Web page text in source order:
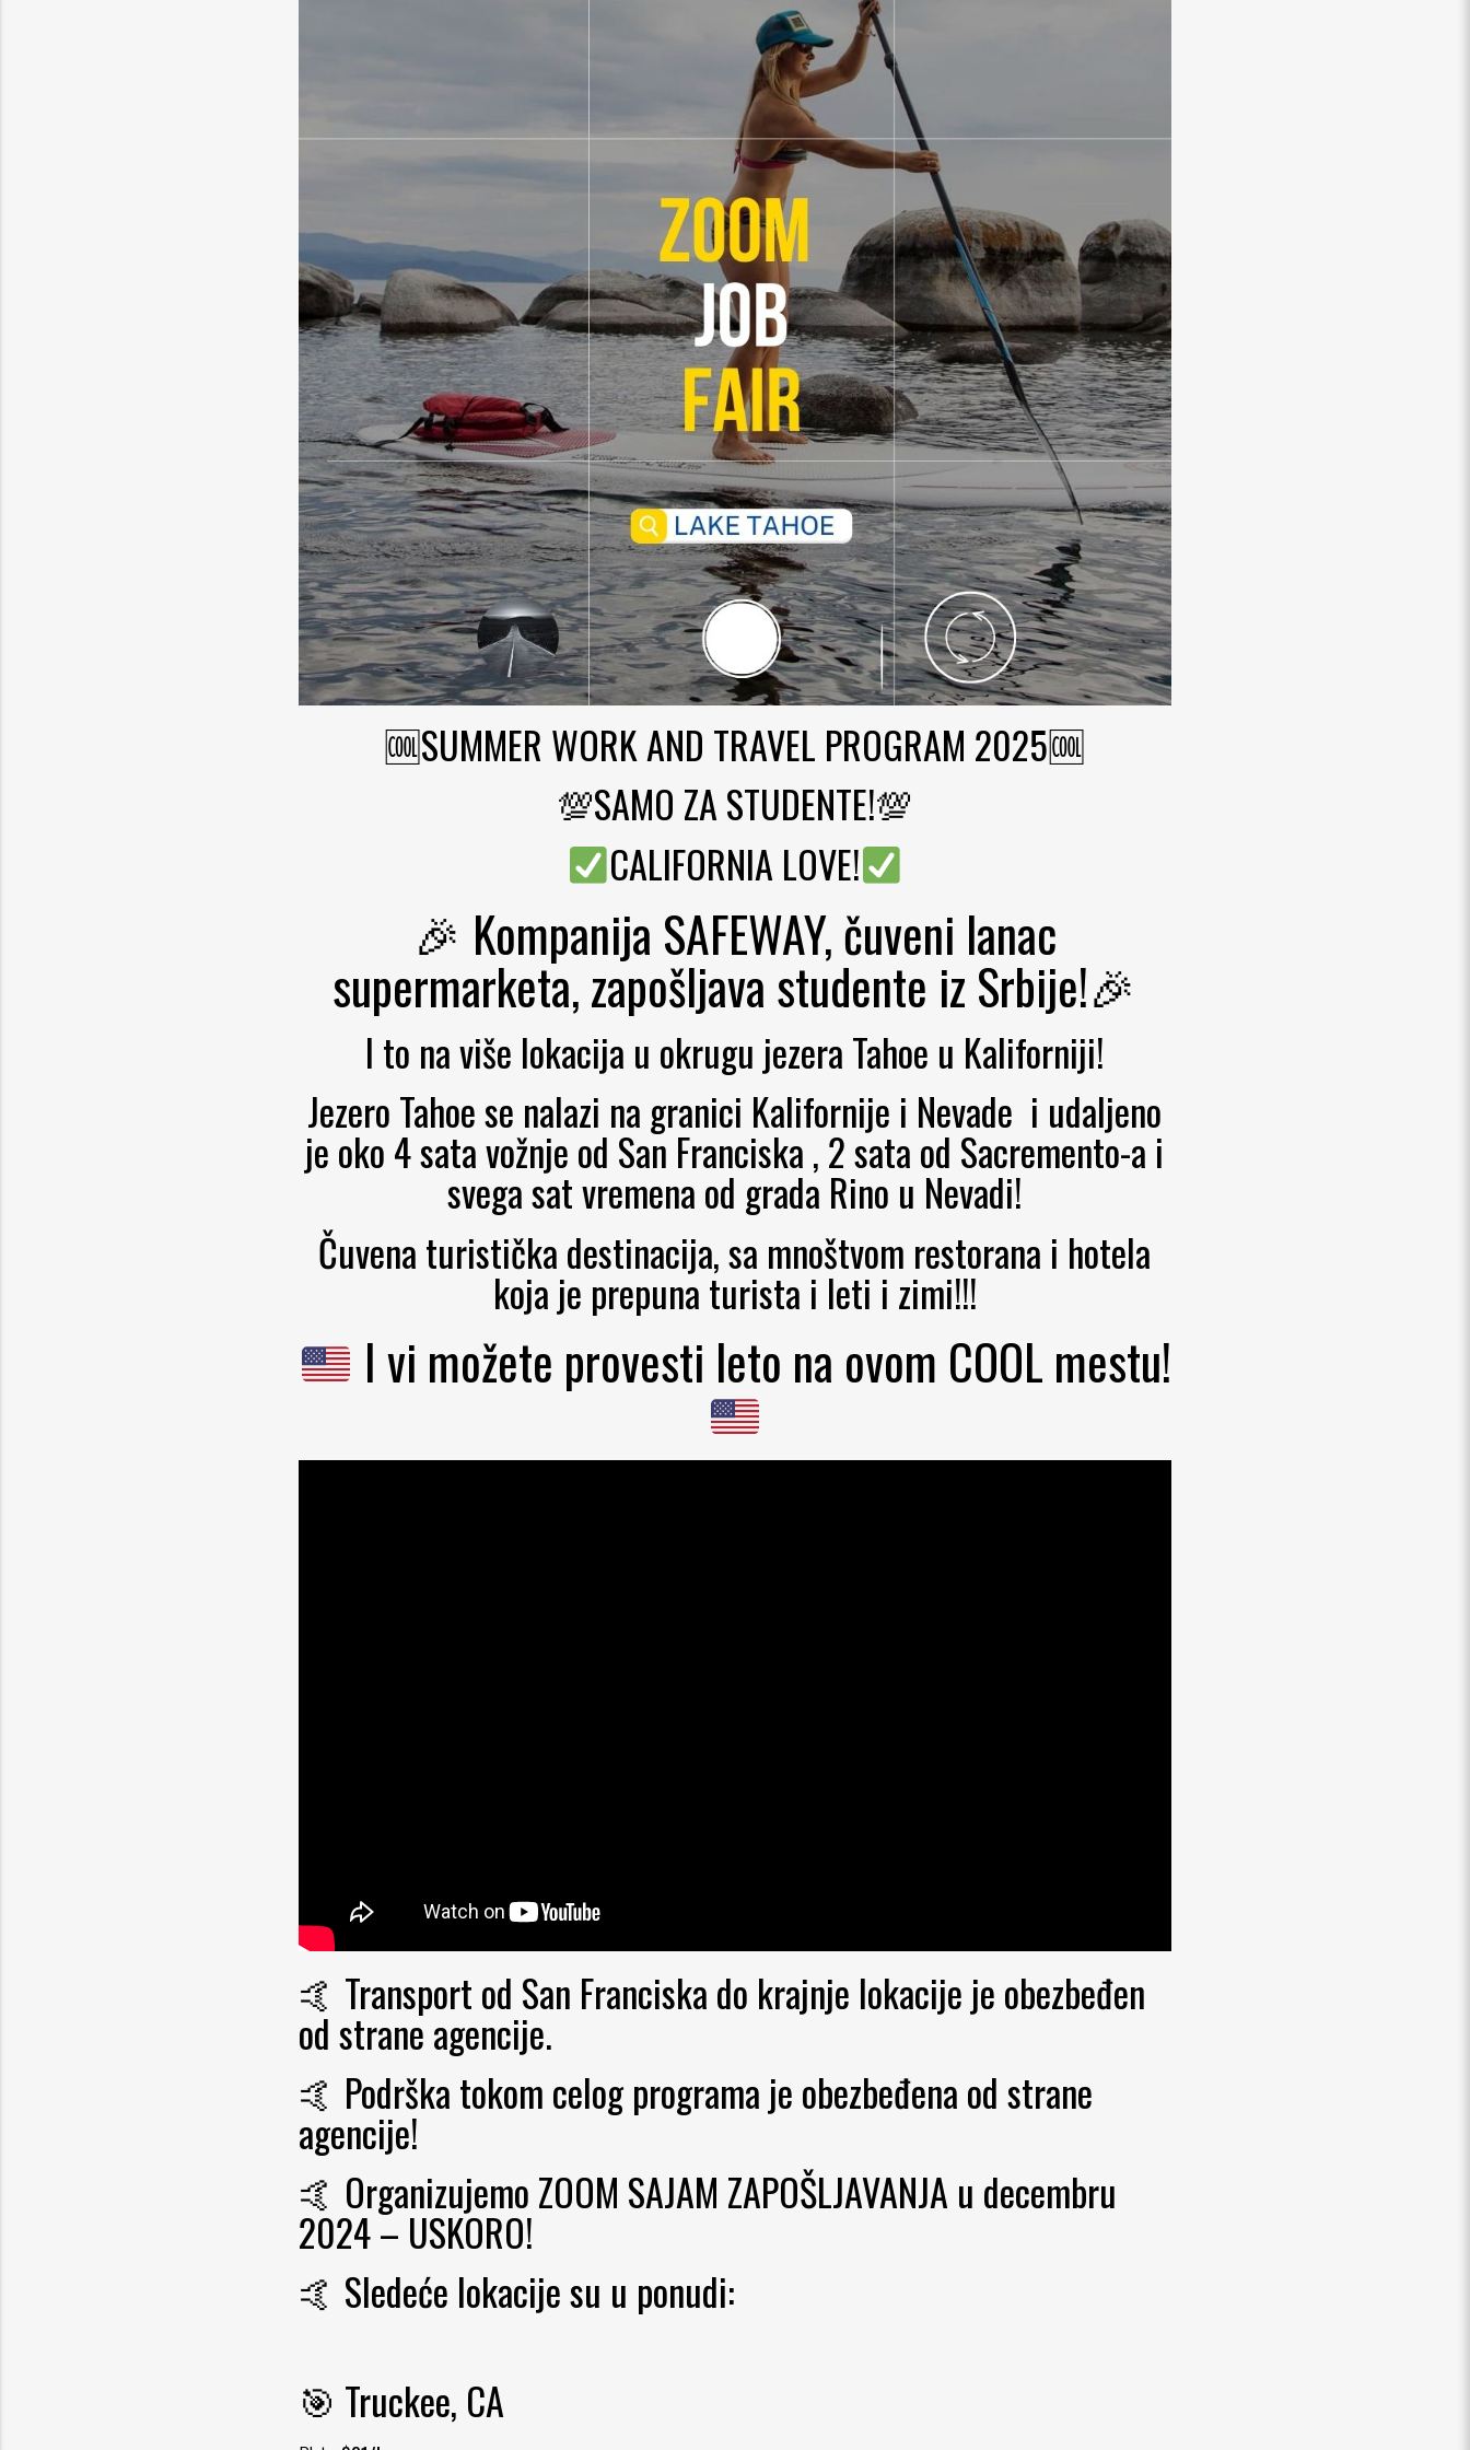
🆒SUMMER WORK AND TRAVEL PROGRAM 2025🆒
💯SAMO ZA STUDENTE!💯
CALIFORNIA LOVE!
🎉 Kompanija SAFEWAY, čuveni lanac
supermarketa, zapošljava studente iz Srbije!🎉
I to na više lokacija u okrugu jezera Tahoe u Kaliforniji!
Jezero Tahoe se nalazi na granici Kalifornije i Nevade i udaljeno
je oko 4 sata vožnje od San Franciska , 2 sata od Sacremento-a i
svega sat vremena od grada Rino u Nevadi!
Čuvena turistička destinacija, sa mnoštvom restorana i hotela
koja je prepuna turista i leti i zimi!!!
I vi možete provesti leto na ovom COOL mestu!
🤙 Transport od San Franciska do krajnje lokacije je obezbeđen
od strane agencije.
🤙 Podrška tokom celog programa je obezbeđena od strane
agencije!
🤙 Organizujemo ZOOM SAJAM ZAPOŠLJAVANJA u decembru
2024 – USKORO!
🤙 Sledeće lokacije su u ponudi:
🎯 Truckee, CA